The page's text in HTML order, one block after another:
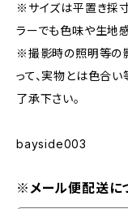
※サイズは平置き採
ラーでも色味や生地
※撮影時の照明等の
って、実物とは色合
了承下さい。
bayside003
※メール便配送に